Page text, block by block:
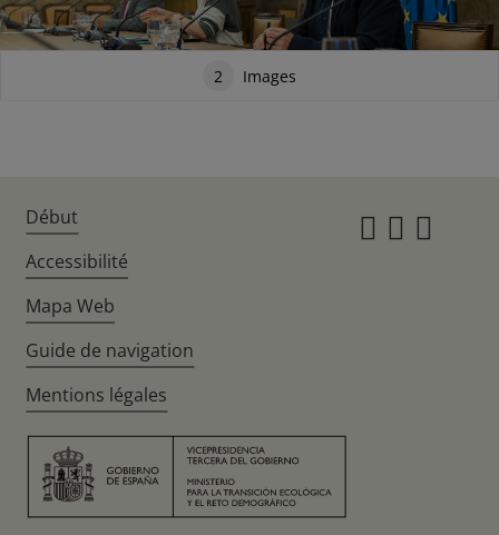
2 Images
Début
Accessibilité
Mapa Web
Guide de navigation
Mentions légales